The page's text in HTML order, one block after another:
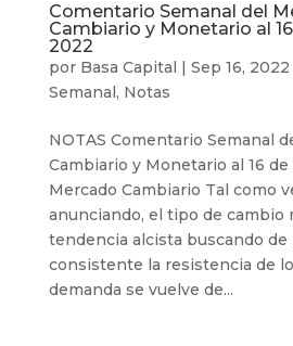
Comentario Semanal del
Cambiario y Monetario al
2022
por Basa Capital | Sep 16, 2022
Semanal, Notas
NOTAS Comentario Semanal
Cambiario y Monetario al 16
Mercado Cambiario Tal como
anunciando, el tipo de cambio
tendencia alcista buscando de
consistente la resistencia de
demanda se vuelve de...